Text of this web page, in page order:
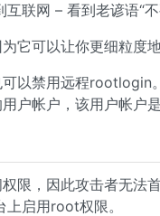
联网 – 看到老谚语“不
它可以让你更细粒度
以禁用远程rootlogin
户帐户，该用户帐户
限，因此攻击者无法
启用root权限。